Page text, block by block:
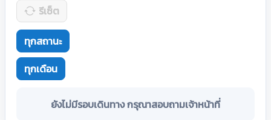
รีเซ็ต
ทุกสถานะ
ทุกเดือน
ยังไม่มีรอบเดินทาง กรุณาสอบถามเจ้าหน้าที่